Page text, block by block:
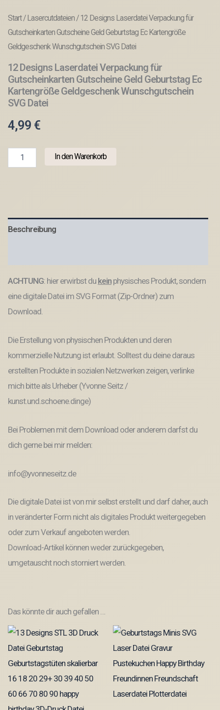
Start/ Lasercutdateien/ 12 Designs Laserdatei Verpackung für
Gutscheinkarten Gutscheine Geld Geburtstag Ec Kartengröße
Geldgeschenk Wunschgutschein SVG Datei
12 Designs Laserdatei Verpackung für
Gutscheinkarten Gutscheine Geld Geburtstag Ec
Kartengröße Geldgeschenk Wunschgutschein
SVG Datei
4,99 €
Designs
Geld
Geburtstag
SVG
Menge
In den Warenkorb
Beschreibung
ACHTUNG: hier erwirbst du kein physisches Produkt, sondern
eine digitale Datei im SVG Format (Zip-Ordner) zum
Download.
Die Erstellung von physischen Produkten und deren
kommerzielle Nutzung ist erlaubt. Solltest du deine daraus
erstellten Produkte in sozialen Netzwerken zeigen, verlinke
mich bitte als Urheber (Yvonne Seitz /
kunst.und.schoene.dinge)
Bei Problemen mit dem Download oder anderem darfst du
dich gerne bei mir melden:
info@yvonneseitz.de
Die digitale Datei ist von mir selbst erstellt und darf daher, auch
in veränderter Form nicht als digitales Produkt weitergegeben
oder zum Verkauf angeboten werden.
Download-Artikel können weder zurückgegeben,
umgetauscht noch storniert werden.
Das könnte dir auch gefallen …